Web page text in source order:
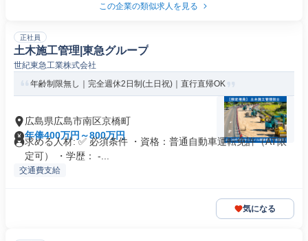
この企業の類似求人を見る
正社員
土木施工管理|東急グループ
世紀東急工業株式会社
年齢制限無し｜完全週休2日制(土日祝)｜直行直帰OK
広島県広島市南区京橋町
年俸400万円～800万円
求める人材: ✅ 必須条件 ・資格：普通自動車運転免許（AT限
定可） ・学歴： -...
交通費支給
気になる